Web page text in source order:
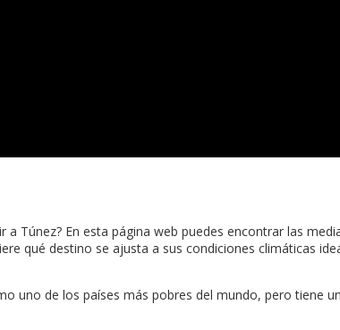
Túnez? En esta página web puedes encontrar las
qué destino se ajusta a sus condiciones climáticas
uno de los países más pobres del mundo, pero tiene